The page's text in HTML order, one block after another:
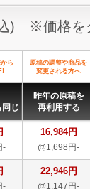
) ※価格を
ら
原稿の調整や商品を
変更される方へ
じ
昨年の原稿を
再利用する
-
16,984円
@1,698円-
-
22,946円
@1,147円-